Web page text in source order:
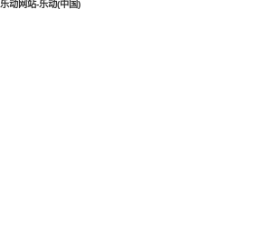
乐动网站-乐动(中国)